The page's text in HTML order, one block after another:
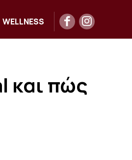
WELLNESS
και πώς